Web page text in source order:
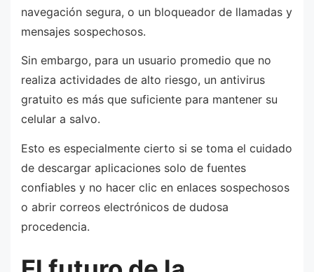
navegación segura, o un bloqueador de llamadas y
mensajes sospechosos.
Sin embargo, para un usuario promedio que no
realiza actividades de alto riesgo, un antivirus
gratuito es más que suficiente para mantener su
celular a salvo.
Esto es especialmente cierto si se toma el cuidado
de descargar aplicaciones solo de fuentes
confiables y no hacer clic en enlaces sospechosos
o abrir correos electrónicos de dudosa
procedencia.